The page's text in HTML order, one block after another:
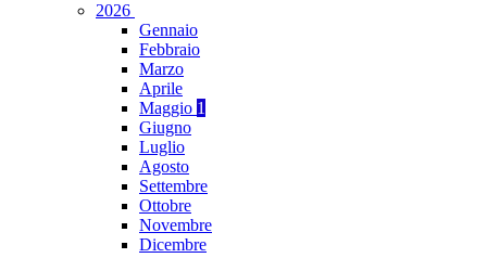
2026
Gennaio
Febbraio
Marzo
Aprile
Maggio 1
Giugno
Luglio
Agosto
Settembre
Ottobre
Novembre
Dicembre